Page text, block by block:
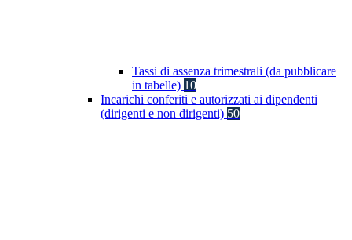
Tassi di assenza trimestrali (da pubblicare
in tabelle) 10
Incarichi conferiti e autorizzati ai dipendenti
(dirigenti e non dirigenti) 50